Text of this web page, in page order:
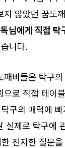
지 않았던 꿈도
님에게 직접 탁
니다.
깨비들은 탁구
으로 직접 테이
구의 매력에
실제로 탁구에
진지한 질문